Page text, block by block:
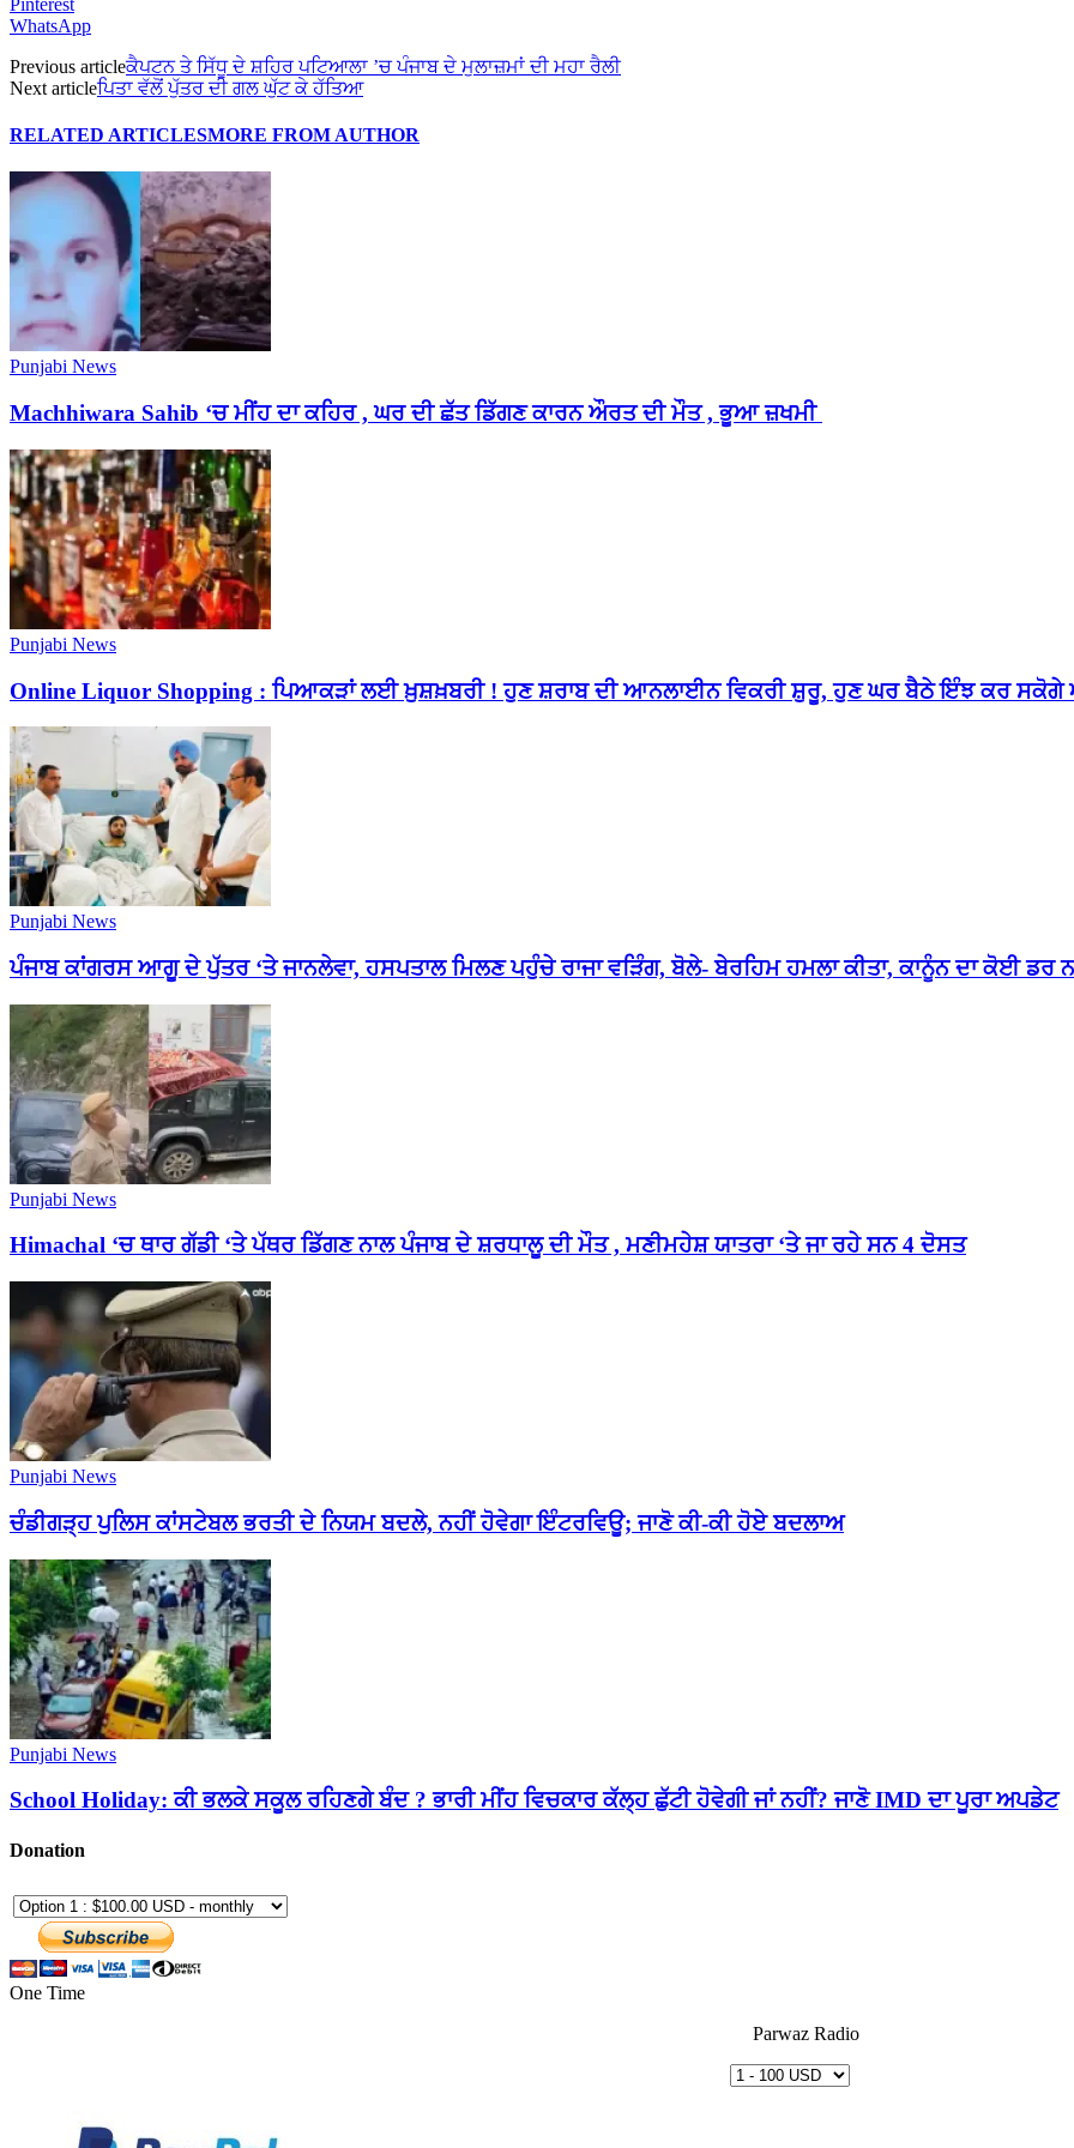
WhatsApp
Previous articleਕੈਪਟਨ ਤੇ ਸਿੱਧੂ ਦੇ ਸ਼ਹਿਰ ਪਟਿਆਲਾ ’ਚ ਪੰਜਾਬ ਦੇ ਮੁਲਾਜ਼ਮਾਂ ਦੀ ਮਹਾ ਰੈਲੀ
Next articleਪਿਤਾ ਵੱਲੋਂ ਪੁੱਤਰ ਦੀ ਗਲ ਘੁੱਟ ਕੇ ਹੱਤਿਆ
RELATED ARTICLESMORE FROM AUTHOR
Punjabi News
Machhiwara Sahib ‘ਚ ਮੀਂਹ ਦਾ ਕਹਿਰ , ਘਰ ਦੀ ਛੱਤ ਡਿੱਗਣ ਕਾਰਨ ਔਰਤ ਦੀ ਮੌਤ , ਭੂਆ ਜ਼ਖਮੀ
Punjabi News
Online Liquor Shopping : ਪਿਆਕੜਾਂ ਲਈ ਖ਼ੁਸ਼ਖ਼ਬਰੀ ! ਹੁਣ ਸ਼ਰਾਬ ਦੀ ਆਨਲਾਈਨ ਵਿਕਰੀ ਸ਼ੁਰੂ, ਹੁਣ ਘਰ ਬੈਠੇ ਇੰਝ ਕਰ
Punjabi News
ਪੰਜਾਬ ਕਾਂਗਰਸ ਆਗੂ ਦੇ ਪੁੱਤਰ ‘ਤੇ ਜਾਨਲੇਵਾ, ਹਸਪਤਾਲ ਮਿਲਣ ਪਹੁੰਚੇ ਰਾਜਾ ਵੜਿੰਗ, ਬੋਲੇ- ਬੇਰਹਿਮ ਹਮਲਾ ਕੀਤਾ, ਕਾਨੂੰਨ ਦਾ ਕੋਈ ਡਰ
Punjabi News
Himachal ‘ਚ ਥਾਰ ਗੱਡੀ ‘ਤੇ ਪੱਥਰ ਡਿੱਗਣ ਨਾਲ ਪੰਜਾਬ ਦੇ ਸ਼ਰਧਾਲੂ ਦੀ ਮੌਤ , ਮਣੀਮਹੇਸ਼ ਯਾਤਰਾ ‘ਤੇ ਜਾ ਰਹੇ ਸਨ 4 ਦੋਸਤ
Punjabi News
ਚੰਡੀਗੜ੍ਹ ਪੁਲਿਸ ਕਾਂਸਟੇਬਲ ਭਰਤੀ ਦੇ ਨਿਯਮ ਬਦਲੇ, ਨਹੀਂ ਹੋਵੇਗਾ ਇੰਟਰਵਿਊ; ਜਾਣੋ ਕੀ-ਕੀ ਹੋਏ ਬਦਲਾਅ
Punjabi News
School Holiday: ਕੀ ਭਲਕੇ ਸਕੂਲ ਰਹਿਣਗੇ ਬੰਦ ? ਭਾਰੀ ਮੀਂਹ ਵਿਚਕਾਰ ਕੱਲ੍ਹ ਛੁੱਟੀ ਹੋਵੇਗੀ ਜਾਂ ਨਹੀਂ? ਜਾਣੋ IMD ਦਾ ਪੂਰਾ ਅਪਡੇਟ
Donation
One Time
Parwaz Radio